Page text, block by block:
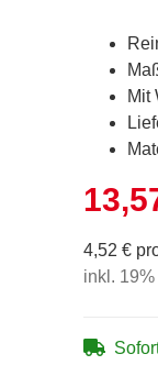
Mit
4,52 €
inkl.